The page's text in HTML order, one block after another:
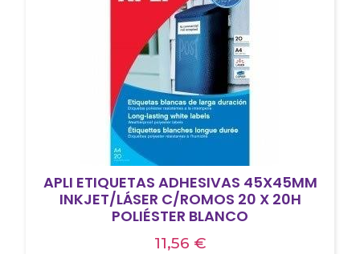
APLI ETIQUETAS ADHESIVAS 45X45MM
INKJET/LÁSER C/ROMOS 20 X 20H
POLIÉSTER BLANCO
11,56 €